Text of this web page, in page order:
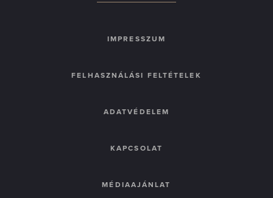
IMPRESSZUM
FELHASZNÁLÁSI FELTÉTELEK
ADATVÉDELEM
KAPCSOLAT
MÉDIAAJÁNLAT